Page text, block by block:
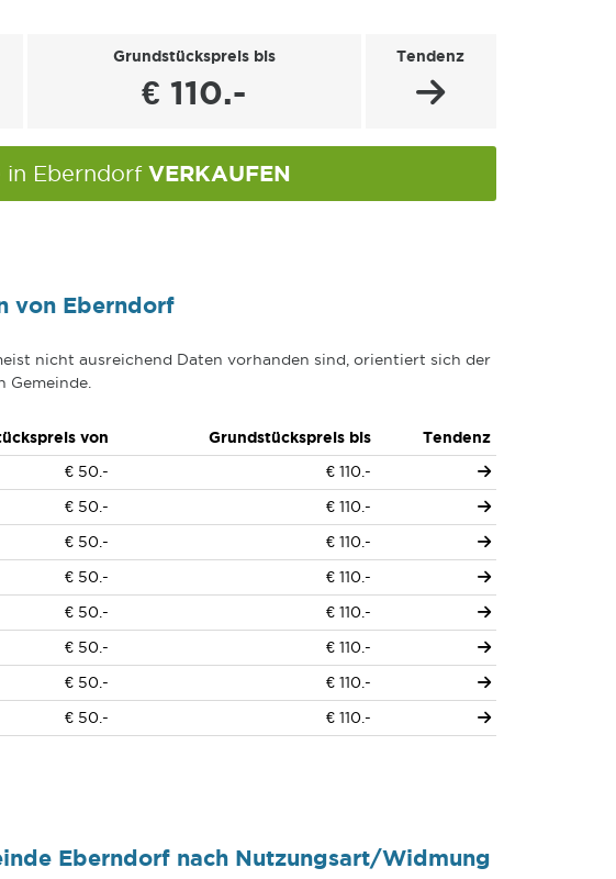
Grundstückspreis bis
€ 110.-
Tendenz
in Eberndorf VERKAUFEN
von Eberndorf
nicht ausreichend Daten vorhanden sind, orientiert sich der
Gemeinde.
von Grundstückspreis bis
Tendenz
€ 50.-
€ 110.-
€ 50.-
€ 110.-
€ 50.-
€ 110.-
€ 50.-
€ 110.-
€ 50.-
€ 110.-
€ 50.-
€ 110.-
€ 50.-
€ 110.-
€ 50.- € 110.-
Eberndorf nach Nutzungsart/Widmung